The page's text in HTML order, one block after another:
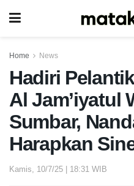
Home News
Hadiri
Al Jam’iyatul
Sumbar,
Harapkan
Kamis, 10/7/25 | 18:31 WIB